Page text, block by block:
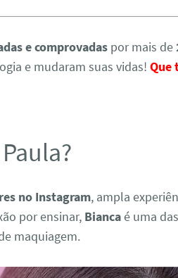
e comprovadas por mais de
e mudaram suas vidas!Que
no Instagram, ampla
por ensinar, Biancaé uma
maquiagem.